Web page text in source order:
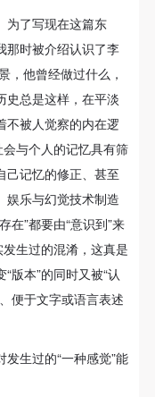
个很值得深入研
能是有典型意义
，他画得越认真，
加强烈，尽管这一
对他多难的一生来
甚至不无放任。
，他画家人这一部
为了写现在这篇东
那时被介绍认识了李
他曾经做过什么，
总是这样，在平淡
不被人觉察的内在逻
与个人的记忆具有筛
己记忆的修正、甚至
娱乐与幻觉技术制造
在”都要由“意识到”来
生过的混淆，这真是
版本”的同时又被“认
便于文字或语言表述
生过的“一种感觉”能
法律规定的用
一所具有标志
馆。中央美术学
开放、自由、学
、机构、艺术家
研究为基础，积
展览、论坛及公
家以及社会公众
作为一家公益性
性和公益性为
公共教育部所
范围
法律规定的用
一所具有标志
馆。中央美术学
开放、自由、学
、机构、艺术家
研究为基础，积
展览、论坛及公
家以及社会公众
作为一家公益性
性和公益性为
公共教育部所
范围
法律规定的用
一所具有标志
馆。中央美术学
开放、自由、学
、机构、艺术家
研究为基础，积
展览、论坛及公
家以及社会公众
作为一家公益性
性和公益性为
公共教育部所
范围